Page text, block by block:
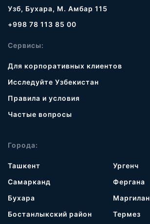
Узб, Бухара, М. Амбар 115
+998 78 113 85 00
Сервисы:
Для корпоративных клиентов
Исследуйте Узбекистан
Правила и условия
Частые вопросы
Города:
Ташкент
Самарканд
Бухара
Бостанлыкский район
Ургенч
Фергана
Маргилан
Термез